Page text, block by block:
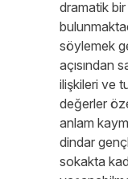
dramatik
söylemek
açısından
ilişkileri ve
değerler
anlam
dindar
sokakta